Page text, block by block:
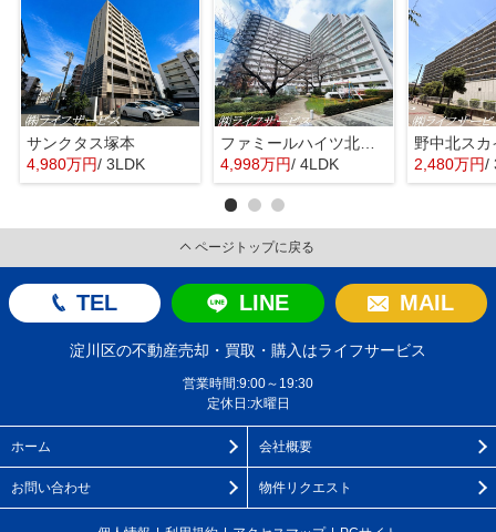
サンクタス塚本
4,980万円/ 3LDK
ファミールハイツ北大阪４号棟
4,998万円/ 4LDK
野中北スカ
2,480万円/
ページトップに戻る
TEL LINE MAIL
淀川区の不動産売却・買取・購入はライフサービス
営業時間:9:00～19:30
定休日:水曜日
ホーム 会社概要
お問い合わせ 物件リクエスト